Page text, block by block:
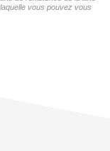
vous pouvez vous